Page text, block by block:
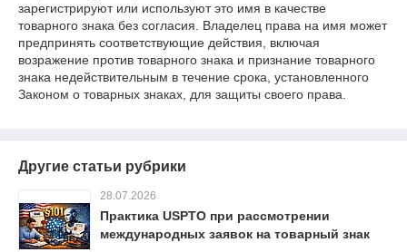
зарегистрируют или используют это имя в качестве
товарного знака без согласия. Владелец права на имя может
предпринять соответствующие действия, включая
возражение против товарного знака и признание товарного
знака недействительным в течение срока, установленного
Законом о товарных знаках, для защиты своего права.
Другие статьи рубрики
28.07.2026
Практика USPTO при рассмотрении
международных заявок на товарный знак